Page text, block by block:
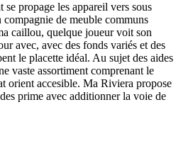
propage les appareil vers sous
compagnie de meuble communs
caillou, quelque joueur voit son
avec, avec des fonds variés et des
le placette idéal. Au sujet des aides
vaste assortiment comprenant le
orient accesible. Ma Riviera propose
prime avec additionner la voie de